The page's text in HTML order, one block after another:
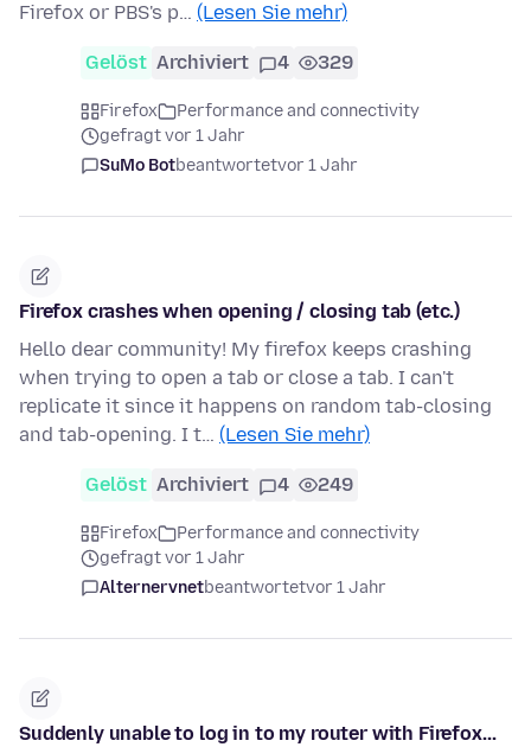
Firefox or PBS's p… (Lesen Sie mehr)
Gelöst Archiviert 4 329
Firefox
Performance and connectivity
gefragt vor 1 Jahr
SuMo Botbeantwortetvor 1 Jahr
Firefox crashes when opening / closing tab (etc.)
Hello dear community! My firefox keeps crashing
when trying to open a tab or close a tab. I can't
replicate it since it happens on random tab-closing
and tab-opening. I t… (Lesen Sie mehr)
Gelöst Archiviert 4 249
Firefox
Performance and connectivity
gefragt vor 1 Jahr
Alternervnetbeantwortetvor 1 Jahr
Suddenly unable to log in to my router with Firefox...